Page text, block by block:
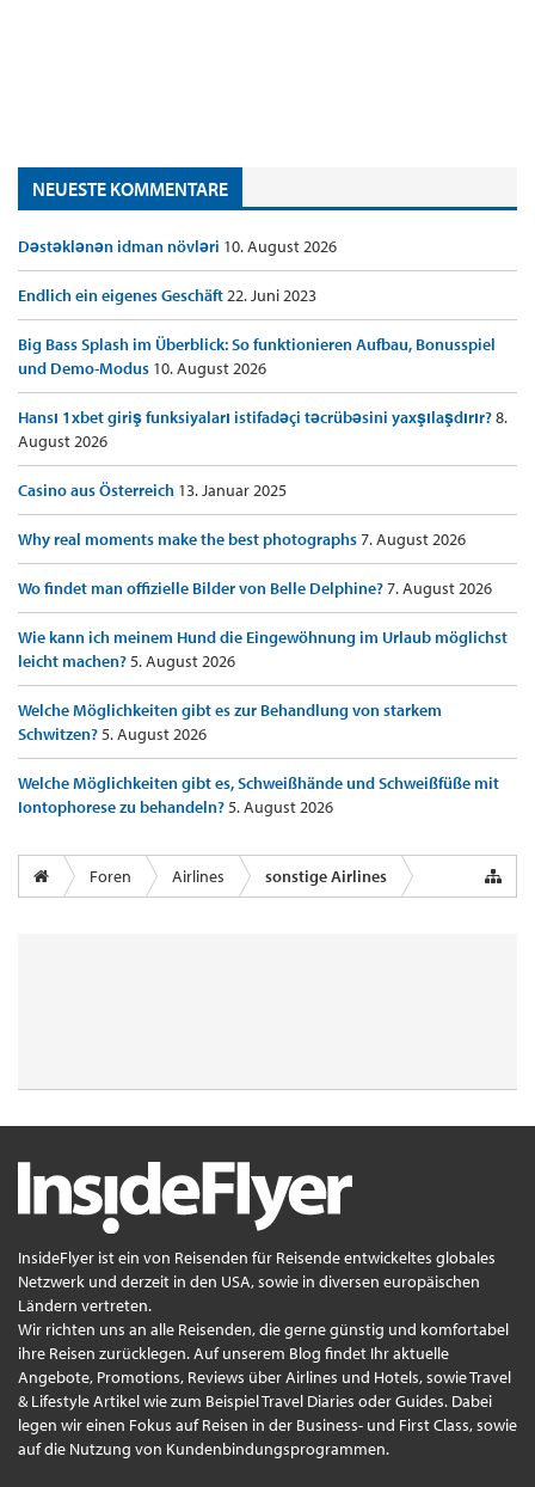
NEUESTE KOMMENTARE
Dəstəklənən idman növləri 10. August 2026
Endlich ein eigenes Geschäft22. Juni 2023
Big Bass Splash im Überblick: So funktionieren Aufbau, Bonusspiel
und Demo-Modus 10. August 2026
Hansı 1xbet giriş funksiyaları istifadəçi təcrübəsini yaxşılaşdırır?8.
August 2026
Casino aus Österreich 13. Januar 2025
Why real moments make the best photographs7. August 2026
Wo findet man offizielle Bilder von Belle Delphine?7. August 2026
Wie kann ich meinem Hund die Eingewöhnung im Urlaub möglichst
leicht machen?5. August 2026
Welche Möglichkeiten gibt es zur Behandlung von starkem
Schwitzen?5. August 2026
Welche Möglichkeiten gibt es, Schweißhände und Schweißfüße mit
Iontophorese zu behandeln?5. August 2026
Foren Airlines sonstige Airlines
InsideFlyer ist ein von Reisenden für Reisende entwickeltes globales
Netzwerk und derzeit in den USA, sowie in diversen europäischen
Ländern vertreten.
Wir richten uns an alle Reisenden, die gerne günstig und komfortabel
ihre Reisen zurücklegen. Auf unserem Blog findet Ihr aktuelle
Angebote, Promotions, Reviews über Airlines und Hotels, sowie Travel
& Lifestyle Artikel wie zum Beispiel Travel Diaries oder Guides. Dabei
legen wir einen Fokus auf Reisen in der Business- und First Class, sowie
auf die Nutzung von Kundenbindungsprogrammen.